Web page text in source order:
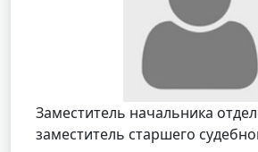
Заместитель начальника
заместитель старшего